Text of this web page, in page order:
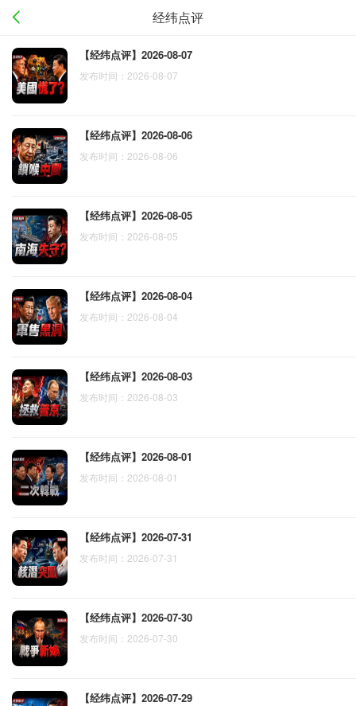
经纬点评
【经纬点评】2026-08-07
发布时间：2026-08-07
【经纬点评】2026-08-06
发布时间：2026-08-06
【经纬点评】2026-08-05
发布时间：2026-08-05
【经纬点评】2026-08-04
发布时间：2026-08-04
【经纬点评】2026-08-03
发布时间：2026-08-03
【经纬点评】2026-08-01
发布时间：2026-08-01
【经纬点评】2026-07-31
发布时间：2026-07-31
【经纬点评】2026-07-30
发布时间：2026-07-30
【经纬点评】2026-07-29